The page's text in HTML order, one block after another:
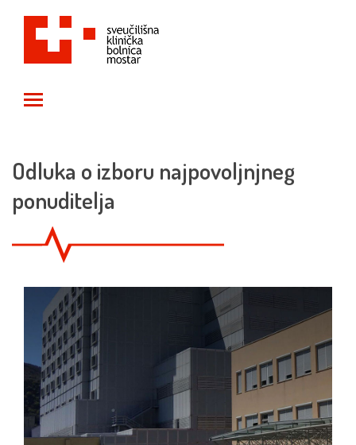
Odluka o izboru najpovoljnjneg
ponuditelja